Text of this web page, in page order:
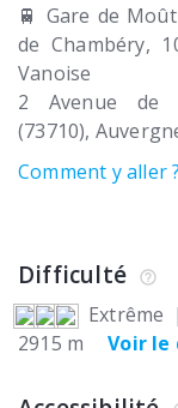
🚆 Gare de
de Chambéry,
Vanoise
2 Avenue de
(73710)
Comment y aller ?
Difficulté
Extrême |
2915 m
Voir le